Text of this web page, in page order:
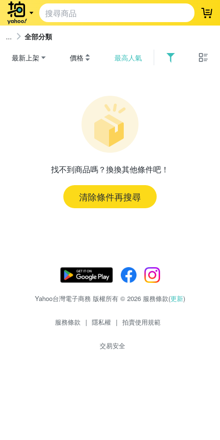
登
全部分類
最新上架 價格 最高人氣
找不到商品嗎？換換其他條件吧！
清除條件再搜尋
Yahoo台灣電子商務 版權所有 © 2026 服務條款(更新)
服務條款 | 隱私權 | 拍賣使用規範
交易安全